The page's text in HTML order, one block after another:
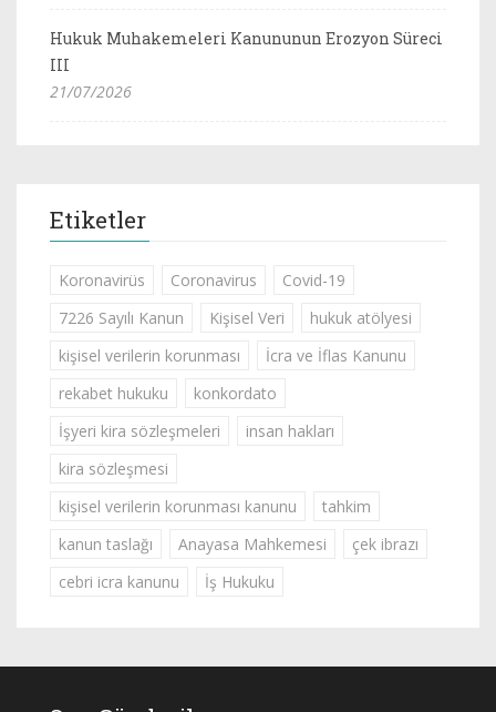
Hukuk Muhakemeleri Kanununun Erozyon Süreci
III
21/07/2026
Etiketler
Koronavirüs Coronavirus
Covid-19
7226 Sayılı Kanun
Kişisel Veri
hukuk atölyesi
kişisel verilerin korunması
İcra ve İflas Kanunu
rekabet hukuku
konkordato
İşyeri kira sözleşmeleri
insan hakları
kira sözleşmesi
kişisel verilerin korunması kanunu
tahkim
kanun taslağı
Anayasa Mahkemesi
çek ibrazı
cebri icra kanunu
İş Hukuku